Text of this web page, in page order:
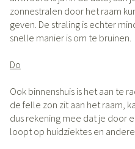
zonnestralen door het raam
geven. De straling is echter
snelle manier is om te bruinen.
Do
Ook binnenshuis is het aan te
de felle zon zit aan het raam,
dus rekening mee dat je door
loopt op huidziektes en